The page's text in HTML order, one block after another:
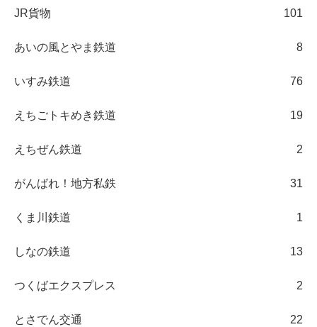
JR貨物 101
あいの風とやま鉄道 8
いすみ鉄道 76
えちごトキめき鉄道 19
えちぜん鉄道 2
がんばれ！地方私鉄 31
くま川鉄道 1
しなの鉄道 13
つくばエクスプレス 2
とさでん交通 22